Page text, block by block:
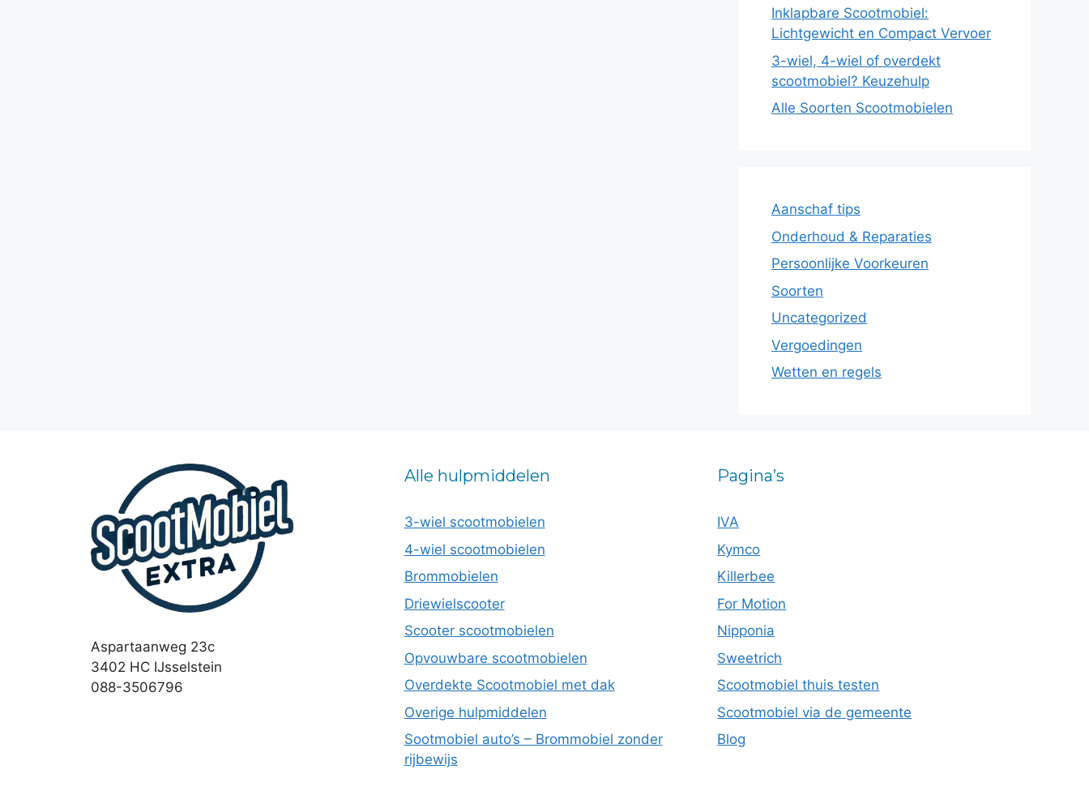
Inklapbare Scootmobiel:
Lichtgewicht en Compact Vervoer
3-wiel, 4-wiel of overdekt
scootmobiel? Keuzehulp
Alle Soorten Scootmobielen
Aanschaf tips
Onderhoud & Reparaties
Persoonlijke Voorkeuren
Soorten
Uncategorized
Vergoedingen
Wetten en regels
Aspartaanweg 23c
3402 HC IJsselstein
088-3506796
Alle hulpmiddelen
3-wiel scootmobielen
4-wiel scootmobielen
Brommobielen
Driewielscooter
Scooter scootmobielen
Opvouwbare scootmobielen
Overdekte Scootmobiel met dak
Overige hulpmiddelen
Sootmobiel auto’s – Brommobiel zonder
rijbewijs
Pagina’s
IVA
Kymco
Killerbee
For Motion
Nipponia
Sweetrich
Scootmobiel thuis testen
Scootmobiel via de gemeente
Blog